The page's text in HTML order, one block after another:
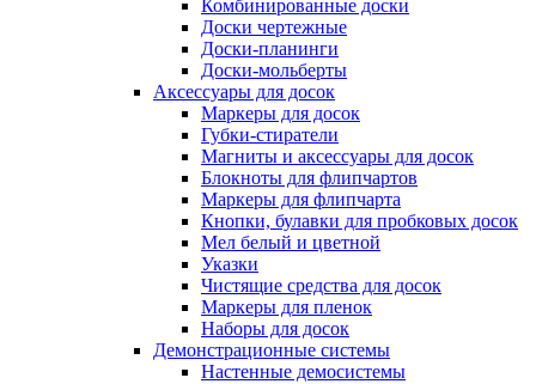
Комбинированные доски
Доски чертежные
Доски-планинги
Доски-мольберты
Аксессуары для досок
Маркеры для досок
Губки-стиратели
Магниты и аксессуары для досок
Блокноты для флипчартов
Маркеры для флипчарта
Кнопки, булавки для пробковых досок
Мел белый и цветной
Указки
Чистящие средства для досок
Маркеры для пленок
Наборы для досок
Демонстрационные системы
Настенные демосистемы